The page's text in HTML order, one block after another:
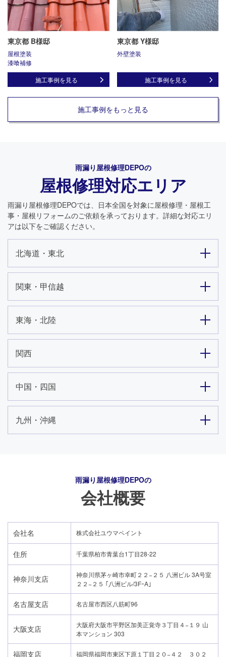
東京都 B様邸
屋根塗装
漆喰補修
施工事例を見る
東京都 Y様邸
外壁塗装
施工事例を見る
施工事例をもっと見る
雨漏り屋根修理DEPOの
屋根修理対応エリア
雨漏り屋根修理DEPOでは、日本全国を対象に屋根修理・屋根工
事・屋根リフォームのご依頼を承っております。詳細な対応エリ
アは以下をご確認ください。
北海道・東北
関東・甲信越
東海・北陸
関西
中国・四国
九州・沖縄
雨漏り屋根修理DEPOの
会社概要
会社名 株式会社ユウマペイント
住所 千葉県柏市青葉台1丁目28-22
神奈川支店
神奈川県茅ヶ崎市幸町２２−２５ 八洲ビル 3A号室
２２−２５ ｢八洲ビル/3FｰA｣
名古屋支店 名古屋市西区八筋町96
大阪支店
大阪府大阪市平野区加美正覚寺３丁目４−１９ 山
本マンション 303
福岡支店 福岡県福岡市東区下原１丁目２０−４２ ３０２